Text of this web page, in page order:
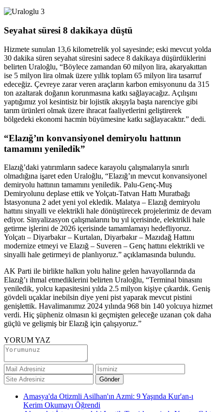
Seyahat süresi 8 dakikaya düştü
Hizmete sunulan 13,6 kilometrelik yol sayesinde; eski mevcut yolda
30 dakika süren seyahat süresini sadece 8 dakikaya düşürdüklerini
belirten Uraloğlu, “Böylece zamandan 60 milyon lira, akaryakıttan
ise 5 milyon lira olmak üzere yıllık toplam 65 milyon lira tasarruf
edeceğiz. Çevreye zarar veren araçların karbon emisyonunu da 315
ton azaltarak doğanın korunmasına katkı sağlayacağız. Açılışını
yaptığımız yol kesintisiz bir lojistik akışıyla başta narenciye gibi
tarım ürünleri olmak üzere ihracat faaliyetlerini geliştirerek
bölgedeki ekonomi hacmin büyümesine katkı sağlayacaktır.” dedi.
“Elazığ’ın konvansiyonel demiryolu hattının
tamamını yeniledik”
Elazığ’daki yatırımların sadece karayolu çalışmalarıyla sınırlı
olmadığına işaret eden Uraloğlu, “Elazığ’ın mevcut konvansiyonel
demiryolu hattının tamamını yeniledik. Palu-Genç-Muş
Demiryolunu deplase ettik ve Yolçatı-Tatvan Hattı Muratbağı
İstasyonuna 2 adet yeni yol ekledik. Malatya – Elazığ demiryolu
hattını sinyalli ve elektrikli hale dönüştürecek projelerimiz de devam
ediyor. Sinyalizasyon çalışmalarını bu yıl içerisinde, elektrikli hale
getirme işlerini de 2026 içerisinde tamamlamayı hedefliyoruz.
Yolçatı – Diyarbakır – Kurtalan, Diyarbakır – Mazıdağ Hattını
modernize etmeyi ve Elazığ – Suveren – Genç hattını elektrikli ve
sinyalli hale getirmeyi de planlıyoruz.” açıklamasında bulundu.
AK Parti ile birlikte halkın yolu haline gelen havayollarında da
Elazığ’ı ihmal etmediklerini belirten Uraloğlu, “Terminal binasını
yeniledik, yolcu kapasitesini yılda 2.5 milyon kişiye çıkardık. Geniş
gövdeli uçaklar inebilsin diye yeni pist yaparak mevcut pistini
genişlettik. Havalimanımız 2024 yılında 968 bin 140 yolcuya hizmet
verdi. Hiç şüpheniz olmasın ki geçmişten geleceğe uzanan çok daha
güçlü ve gelişmiş bir Elazığ için çalışıyoruz.”
YORUM YAZ
Amasya'da Otizmli Asilhan'ın Azmi: 9 Yaşında Kur'an-ı
Kerim Okumayı Öğrendi